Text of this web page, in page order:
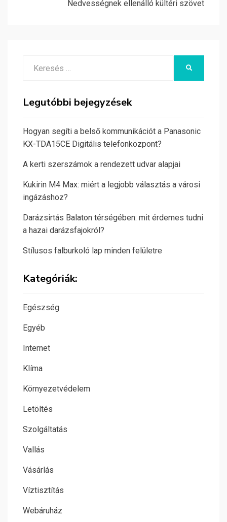
Nedvességnek ellenálló kültéri szövet
Legutóbbi bejegyzések
Hogyan segíti a belső kommunikációt a Panasonic
KX-TDA15CE Digitális telefonközpont?
A kerti szerszámok a rendezett udvar alapjai
Kukirin M4 Max: miért a legjobb választás a városi
ingázáshoz?
Darázsirtás Balaton térségében: mit érdemes tudni
a hazai darázsfajokról?
Stílusos falburkoló lap minden felületre
Kategóriák:
Egészség
Egyéb
Internet
Klíma
Környezetvédelem
Letöltés
Szolgáltatás
Vallás
Vásárlás
Víztisztítás
Webáruház